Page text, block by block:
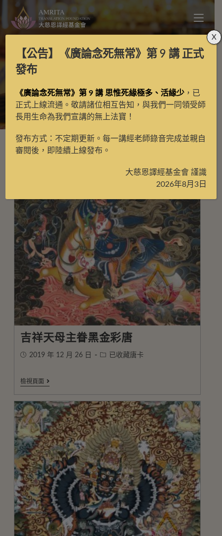
> 吉祥天母
吉祥天母主眷黑金彩唐
2019 年 12 月 26 日 已收藏唐卡
檢視頁面
【公告】 《廣論念死無常》第 9 講正式
發布
《廣論念死無常》第 9 講 思惟死緣極多、活緣少 ，已
正式上線流通。敬請諸位相互告知，與我們一同領受師
長用生命為我們宣講的無上法寶！
發布方式：不定期更新。每一講經老師錄音完成並親自
審閱後，即陸續上線發布。
大慈恩譯經基金會 謹識
2026年8月3日
X